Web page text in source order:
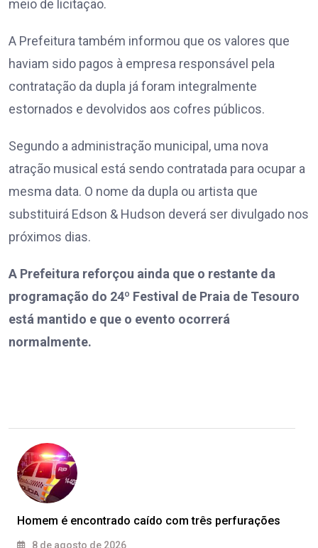
meio de licitação.
A Prefeitura também informou que os valores que
haviam sido pagos à empresa responsável pela
contratação da dupla já foram integralmente
estornados e devolvidos aos cofres públicos.
Segundo a administração municipal, uma nova
atração musical está sendo contratada para ocupar a
mesma data. O nome da dupla ou artista que
substituirá Edson & Hudson deverá ser divulgado nos
próximos dias.
A Prefeitura reforçou ainda que o restante da
programação do 24º Festival de Praia de Tesouro
está mantido e que o evento ocorrerá
normalmente.
Homem é encontrado caído com três perfurações
8 de agosto de 2026